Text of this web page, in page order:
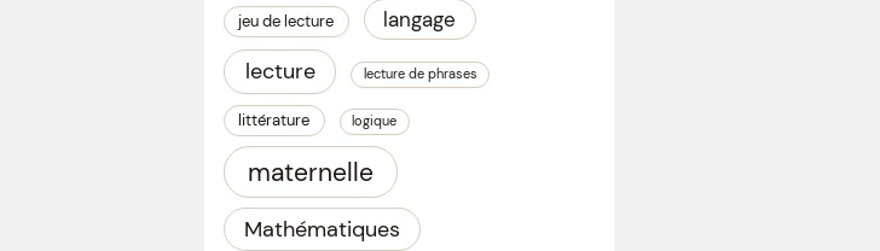
jeu de lecture langage
lecture lecture de phrases
littérature logique
maternelle
Mathématiques